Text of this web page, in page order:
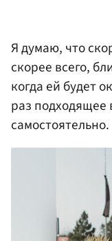
Я думаю, что
скорее всего,
когда ей будет
раз подходящее
самостоятельно.